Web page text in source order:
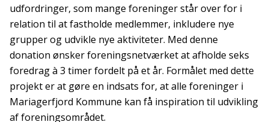
udfordringer, som mange foreninger står over for i
relation til at fastholde medlemmer, inkludere nye
grupper og udvikle nye aktiviteter. Med denne
donation ønsker foreningsnetværket at afholde seks
foredrag à 3 timer fordelt på et år. Formålet med dette
projekt er at gøre en indsats for, at alle foreninger i
Mariagerfjord Kommune kan få inspiration til udvikling
af foreningsområdet.
Tilmeld nyhedsbrev
De seneste nyheder om TrygFondens og TryghedsGruppens
aktiviteter direkte i din indbakke.
Tilmeld